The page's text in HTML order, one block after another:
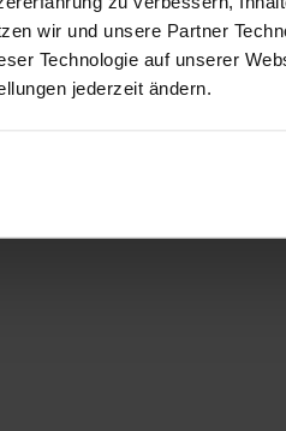
wir und unsere Partner
Technologie auf unserer
jederzeit ändern.